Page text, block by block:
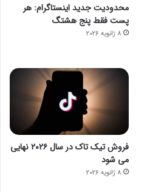
محدودیت جدید اینستاگرام: هر
پست فقط پنج هشتگ
8 ژانویه 2026
فروش تیک تاک در سال ۲۰۲۶ نهایی
می شود
8 ژانویه 2026